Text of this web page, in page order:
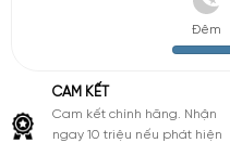
Đêm
CAM KẾT
Cam kết chính hãng. Nhận
ngay 10 triệu nếu phát hiện